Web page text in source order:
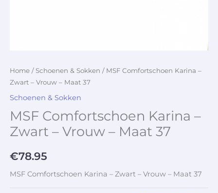
Home / Schoenen & Sokken / MSF Comfortschoen Karina –
Zwart – Vrouw – Maat 37
Schoenen & Sokken
MSF Comfortschoen Karina –
Zwart – Vrouw – Maat 37
€78.95
MSF Comfortschoen Karina – Zwart – Vrouw – Maat 37